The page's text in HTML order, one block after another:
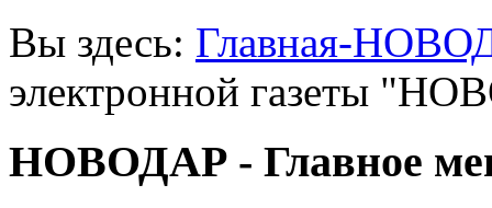
Вы здесь: Главная-
электронной газеты
НОВОДАР - Главное